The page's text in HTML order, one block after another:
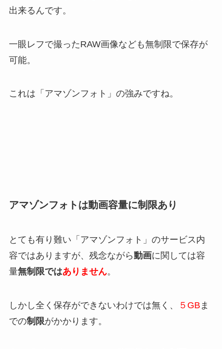
出来るんです。
一眼レフで撮ったRAW画像なども無制限で保存が
可能。
これは「アマゾンフォト」の強みですね。
アマゾンフォトは動画容量に制限あり
とても有り難い「アマゾンフォト」のサービス内
容ではありますが、残念ながら動画に関しては容
量無制限ではありません。
しかし全く保存ができないわけでは無く、 ５GB ま
での制限がかかります。